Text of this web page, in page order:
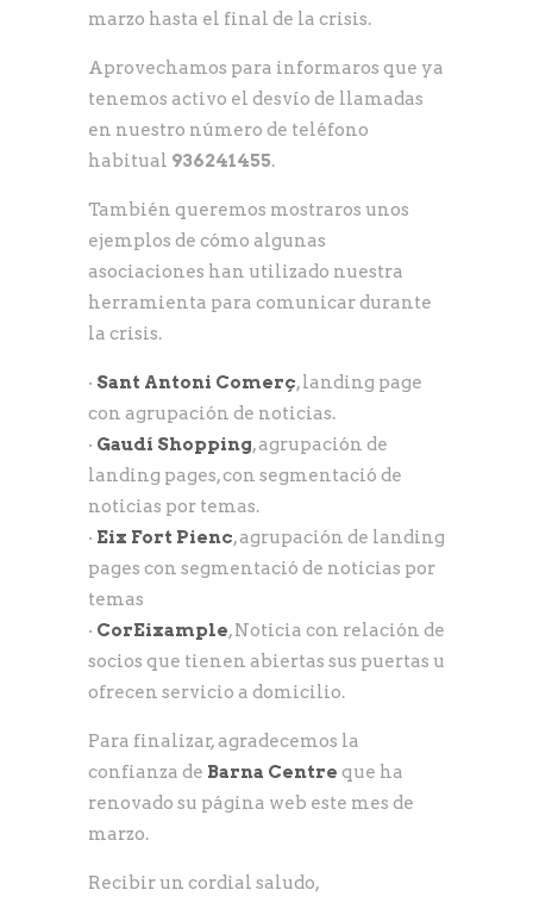
marzo hasta el final de la crisis.
Aprovechamos para informaros que ya
tenemos activo el desvío de llamadas
en nuestro número de teléfono
habitual 936241455.
También queremos mostraros unos
ejemplos de cómo algunas
asociaciones han utilizado nuestra
herramienta para comunicar durante
la crisis.
· Sant Antoni Comerç, landing page
con agrupación de noticias.
· Gaudí Shopping, agrupación de
landing pages, con segmentació de
noticias por temas.
· Eix Fort Pienc, agrupación de landing
pages con segmentació de noticias por
temas
· CorEixample, Noticia con relación de
socios que tienen abiertas sus puertas u
ofrecen servicio a domicilio.
Para finalizar, agradecemos la
confianza de Barna Centre que ha
renovado su página web este mes de
marzo.
Recibir un cordial saludo,